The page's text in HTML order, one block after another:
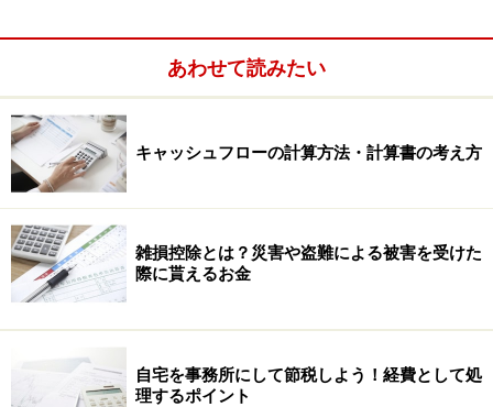
この規定は決算対策としてはかなり使い道があります。
代表的な費用としては、生命保険料・リース料・地代家
賃などがありますが、これらはほとんどのケースで前払
いとして支払うことが多いものです。
あわせて読みたい
キャッシュフローの計算方法・計算書の考え方
雑損控除とは？災害や盗難による被害を受けた
際に貰えるお金
自宅を事務所にして節税しよう！経費として処
理するポイント